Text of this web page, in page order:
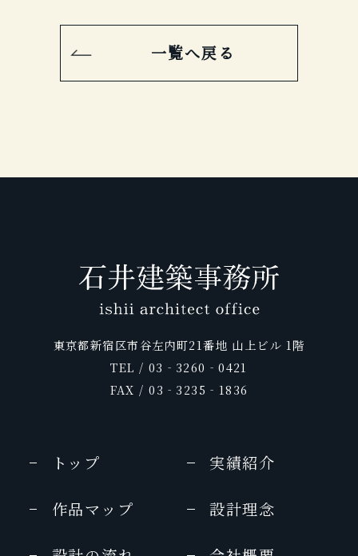
一覧へ戻る
東京都新宿区市谷左内町21番地 山上ビル 1階
TEL / 03‐3260‐0421
FAX / 03‐3235‐1836
トップ 実績紹介
作品マップ 設計理念